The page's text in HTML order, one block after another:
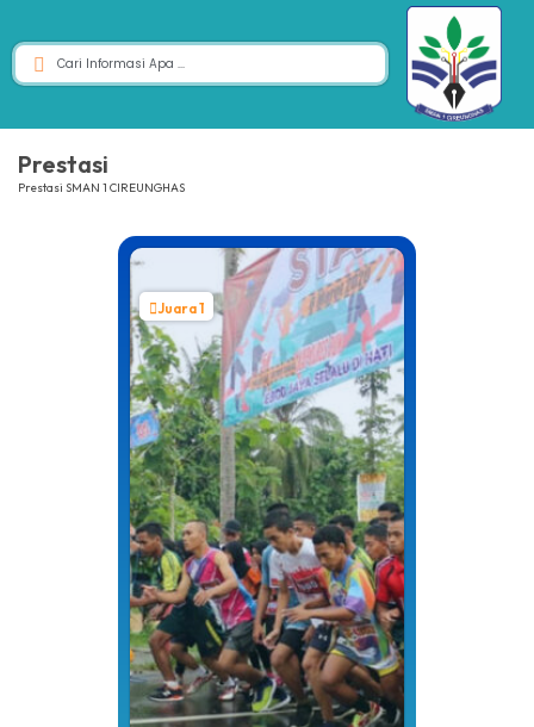
Prestasi
Prestasi SMAN 1 CIREUNGHAS
Juara 1